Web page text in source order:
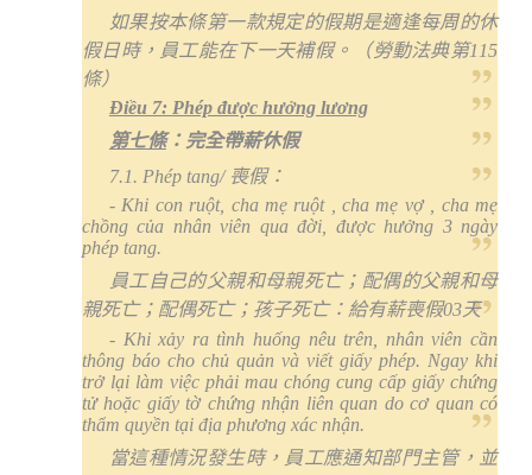
如果按本條第一款規定的假期是適逢每周的休
假日時，員工能在下一天補假。（勞動法典第115
條）
Điều 7: Phép được hưởng lương
第七條：完全帶薪休假
7.1. Phép tang/ 喪假：
- Khi con ruột, cha mẹ ruột , cha mẹ vợ , cha mẹ
chồng của nhân viên qua đời, được hưởng 3 ngày
phép tang.
員工自己的父親和母親死亡；配偶的父親和母
親死亡；配偶死亡；孩子死亡：給有薪喪假03天
- Khi xảy ra tình huống nêu trên, nhân viên cần
thông báo cho chủ quản và viết giấy phép. Ngay khi
trở lại làm việc phải mau chóng cung cấp giấy chứng
tử hoặc giấy tờ chứng nhận liên quan do cơ quan có
thẩm quyền tại địa phương xác nhận.
當這種情況發生時，員工應通知部門主管，並